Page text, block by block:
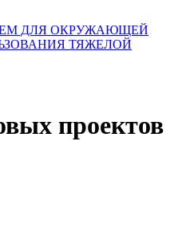
ДЛЯ ОКРУЖАЮЩЕЙ
ТЯЖЕЛОЙ
проектов